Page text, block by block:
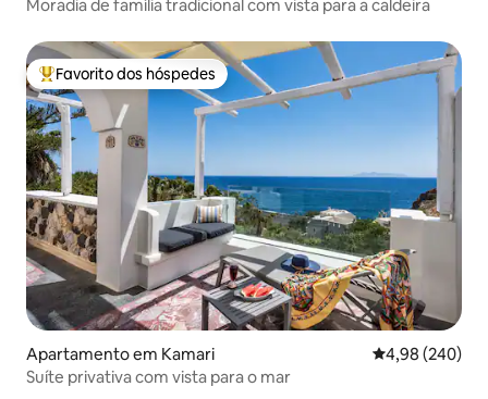
Moradia de família tradicional com vista para a caldeira
Favoritos dos hóspedes mais apreciados
Favorito dos hóspedes
Apartamento em Kamari Classificação
4,98 (240)
Suíte privativa com vista para o mar